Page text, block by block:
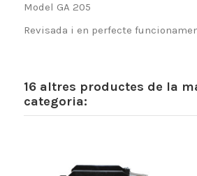
Model GA 205
Revisada i en perfecte
16 altres productes de la
categoria: